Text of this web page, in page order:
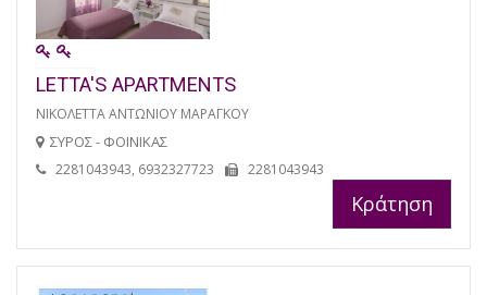
LETTA'S APARTMENTS
ΝΙΚΟΛΕΤΤΑ ΑΝΤΩΝΙΟΥ ΜΑΡΑΓΚΟΥ
ΣΥΡΟΣ - ΦΟΙΝΙΚΑΣ
2281043943, 6932327723 2281043943
Κράτηση